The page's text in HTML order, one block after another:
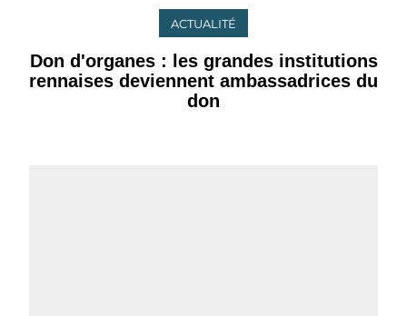
ACTUALITÉ
Don d'organes : les grandes institutions
rennaises deviennent ambassadrices du
don